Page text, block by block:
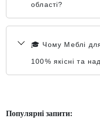
області?
🎓 Чому Меблі
100% якісні та
Популярні запити: